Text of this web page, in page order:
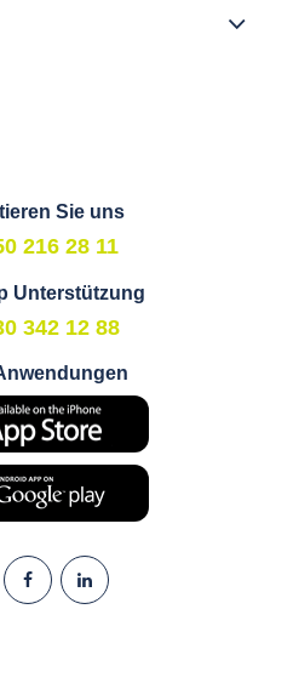
Sie uns
216 28 11
Unterstützung
342 12 88